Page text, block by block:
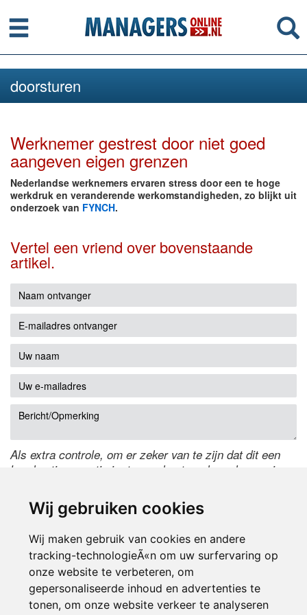
Wij gebruiken cookies
Wij maken gebruik van cookies en andere
tracking-technologieÃ«n om uw surfervaring op
onze website te verbeteren, om
gepersonaliseerde inhoud en advertenties te
tonen, om onze website verkeer te analyseren
Menu
doorsturen
Werknemer gestrest door niet goed
aangeven eigen grenzen
Nederlandse werknemers ervaren stress door een te hoge
werkdruk en veranderende werkomstandigheden, zo blijkt uit
onderzoek van FYNCH.
Vertel een vriend over bovenstaande
artikel.
Als extra controle, om er zeker van te zijn dat dit een
handmatige reactie is, typ onderstaande code over in
de code te wijzigen.